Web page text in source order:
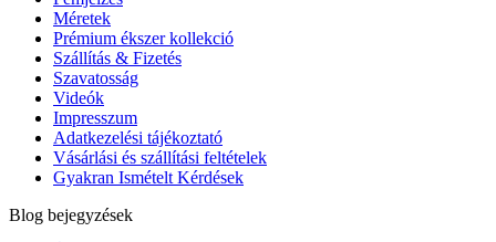
Méretek
Prémium ékszer kollekció
Szállítás & Fizetés
Szavatosság
Videók
Impresszum
Adatkezelési tájékoztató
Vásárlási és szállítási feltételek
Gyakran Ismételt Kérdések
Blog bejegyzések